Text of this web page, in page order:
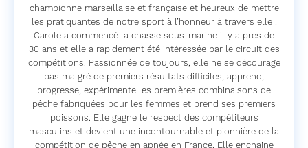
championne marseillaise et française et heureux de mettre
les pratiquantes de notre sport à l’honneur à travers elle !
Carole a commencé la chasse sous-marine il y a près de
30 ans et elle a rapidement été intéressée par le circuit des
compétitions. Passionnée de toujours, elle ne se décourage
pas malgré de premiers résultats difficiles, apprend,
progresse, expérimente les premières combinaisons de
pêche fabriquées pour les femmes et prend ses premiers
poissons. Elle gagne le respect des compétiteurs
masculins et devient une incontournable et pionnière de la
compétition de pêche en apnée en France. Elle enchaine